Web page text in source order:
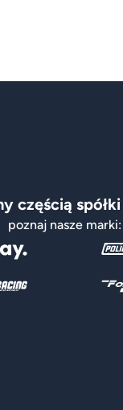
częścią
poznaj nasze marki: